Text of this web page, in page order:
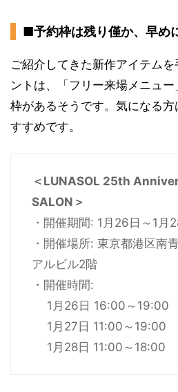
■予約枠は残り僅か、早め
ご紹介してきた新作アイテム
ントは、「フリー来場メニュ
枠があるそうです。気になる
すすめです。
＜LUNASOL 25th
SALON＞
・開催期間: 1月26日～1月
・開催場所: 東京都港区南
アルビル2階
・開催時間:
1月26日 16:00～19:00
1月27日 11:00～19:00
1月28日 11:00～18:00